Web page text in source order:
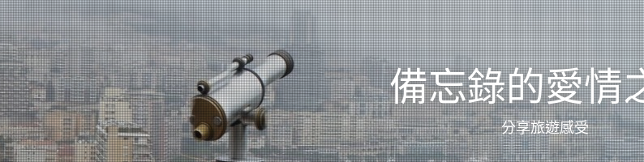
警告: 獲取圖像大小(/wordpress/wp-content/uploads/2016/01/Statue_of_Liberty.jpg): 無法打開流: 在......中沒有
partners.com/public_html/wordpress/wp-content/themes/sixteen-child/modules/header/twitter-
備忘錄的愛情
分享旅遊感受